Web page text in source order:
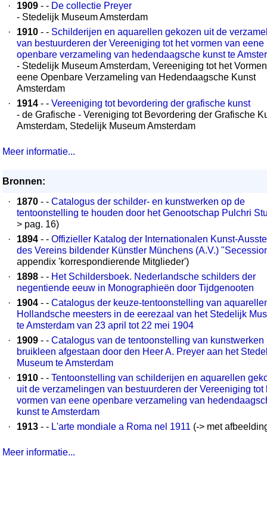
·
1909 - - De collectie Preyer
- Stedelijk Museum Amsterdam
·
1910 - - Schilderijen en aquarellen gekozen uit de
van bestuurderen der Vereeniging tot het vormen van eene
openbare verzameling van hedendaagsche kunst te
- Stedelijk Museum Amsterdam, Vereeniging tot het
eene Openbare Verzameling van Hedendaagsche Kunst
Amsterdam
·
1914 - - Vereeniging tot bevordering der grafische kunst
- de Grafische - Vereniging tot Bevordering der Grafische
Amsterdam, Stedelijk Museum Amsterdam
Meer informatie...
Bronnen:
·
1870 - - Catalogus der schilder- en kunstwerken op de
tentoonstelling te houden door het Genootschap Pulchri
> pag. 16)
·
1894 - - Offizieller Katalog der Internationalen Kunst-
des Vereins bildender Künstler Münchens (A.V.)
appendix 'korrespondierende Mitglieder')
·
1898 - - Het Schildersboek. Nederlandsche schilders der
negentiende eeuw in Monographieën door Tijdgenooten
·
1904 - - Catalogus der keuze-tentoonstelling van
Hollandsche meesters in de eerezaal van het Stedelijk
te Amsterdam van 23 april tot 22 mei 1904
·
1909 - - Catalogus van de tentoonstelling van kunstwerken
bruikleen afgestaan door den Heer A. Preyer aan het
Museum te Amsterdam
·
1910 - - Tentoonstelling van schilderijen en aquarellen
uit de verzamelingen van bestuurderen der Vereeniging tot
vormen van eene openbare verzameling van
kunst te Amsterdam
·
1913 - - L'arte mondiale a Roma nel 1911 (-> met
Meer informatie...